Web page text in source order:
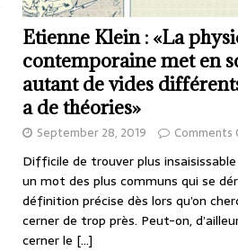
Etienne Klein : «La
contemporaine met en
autant de vides
a de théories»
September 28, 2019
Difficile de trouver plus
un mot des plus communs qui se
définition précise dès lors qu’on
cerner de trop près. Peut-on,
cerner le […]